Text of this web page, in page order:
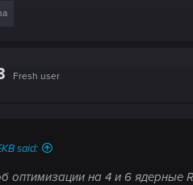
Fresh user
said:
оптимизации на 4 и 6 ядерные